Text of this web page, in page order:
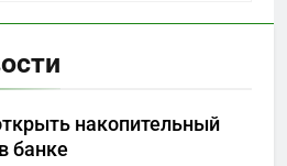
накопительный
банке